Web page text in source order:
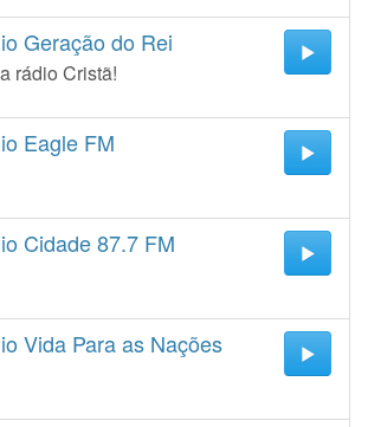
Geração do Rei
rádio Cristã!
Eagle FM
Cidade 87.7 FM
Vida Para as Nações